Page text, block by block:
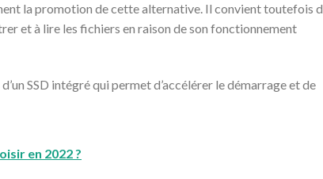
la promotion de cette alternative. Il convient toutefois
et à lire les fichiers en raison de son fonctionnement
SSD intégré qui permet d’accélérer le démarrage et de
en 2022 ?